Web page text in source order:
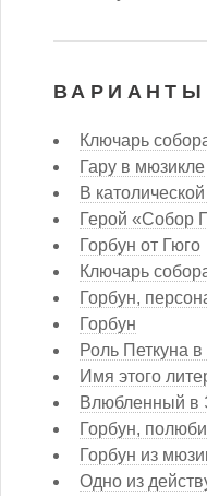
Ключарь
Гару в мюзикле
В
Герой «Собор
Горбун от Гюго
Ключарь
Горбун,
Горбун
Роль Петкуна
Имя этого
Влюбленный в
Горбун,
Горбун из
Одно из